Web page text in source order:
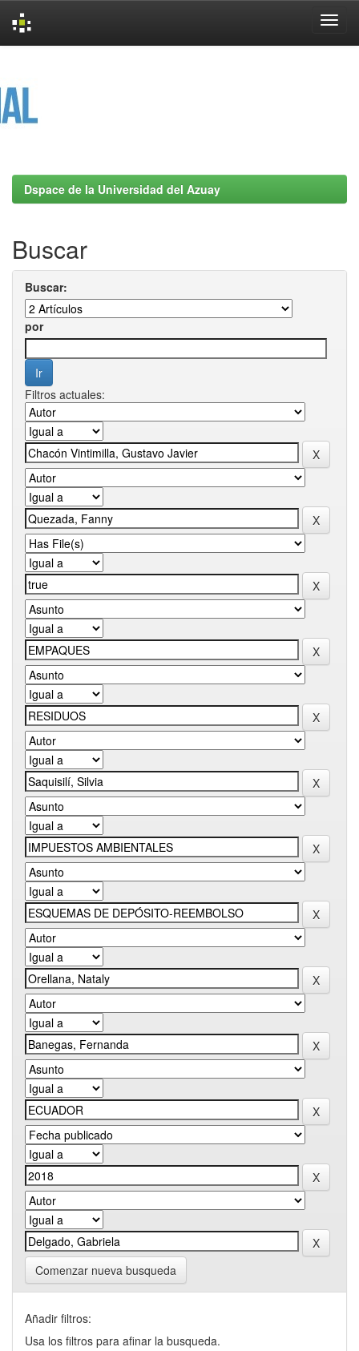
Dspace de la Universidad del Azuay
Buscar
Buscar:
por
Filtros actuales:
Comenzar nueva busqueda
Añadir filtros:
Usa los filtros para afinar la busqueda.